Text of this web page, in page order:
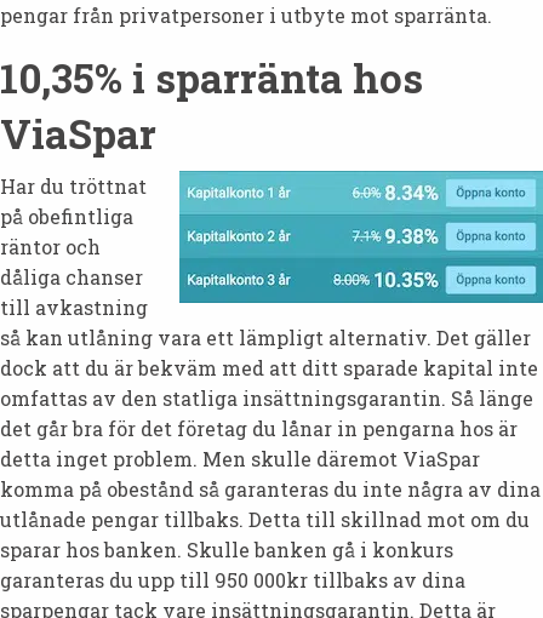
pengar från privatpersoner i utbyte mot sparränta.
10,35% i sparränta hos
ViaSpar
Har du tröttnat
på obefintliga
räntor och
dåliga chanser
till avkastning
så kan utlåning vara ett lämpligt alternativ. Det gäller
dock att du är bekväm med att ditt sparade kapital inte
omfattas av den statliga insättningsgarantin. Så länge
det går bra för det företag du lånar in pengarna hos är
detta inget problem. Men skulle däremot ViaSpar
komma på obestånd så garanteras du inte några av dina
utlånade pengar tillbaks. Detta till skillnad mot om du
sparar hos banken. Skulle banken gå i konkurs
garanteras du upp till 950 000kr tillbaks av dina
sparpengar tack vare insättningsgarantin. Detta är